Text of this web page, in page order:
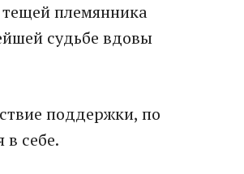
племянника
судьбе вдовы
поддержки, по
себе.